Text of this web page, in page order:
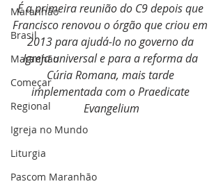
Maranhão
Brasil
Maranhão
Começar
Regional
Igreja no Mundo
Liturgia
Pascom Maranhão
É a primeira reunião do C9 depois que
Francisco renovou o órgão que criou em
2013 para ajudá-lo no governo da
Igreja universal e para a reforma da
Cúria Romana, mais tarde
implementada com o Praedicate
Evangelium